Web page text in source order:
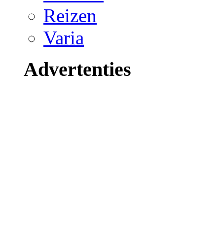
Reizen
Varia
Advertenties